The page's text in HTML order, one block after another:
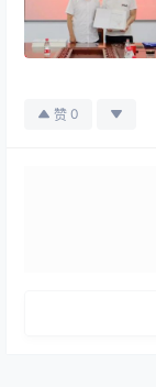
赞 0